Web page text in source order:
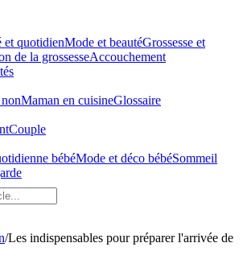
et quotidienMode et beautéGrossesse et
de la grossesseAccouchement
Maman en cuisineGlossaire
Couple
bébéMode et déco bébéSommeil
/Les indispensables pour préparer l'arrivée de